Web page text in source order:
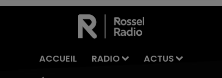
ACCUEIL RADIO
ACTUS